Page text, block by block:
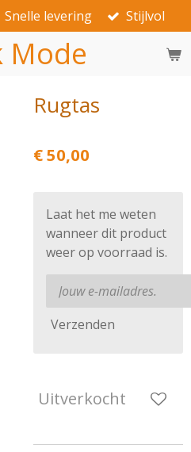
Mode
Snelle levering Stijlvol
Rugtas
€ 50,00
Laat het me weten
wanneer dit product
weer op voorraad is.
Verzenden
Uitverkocht